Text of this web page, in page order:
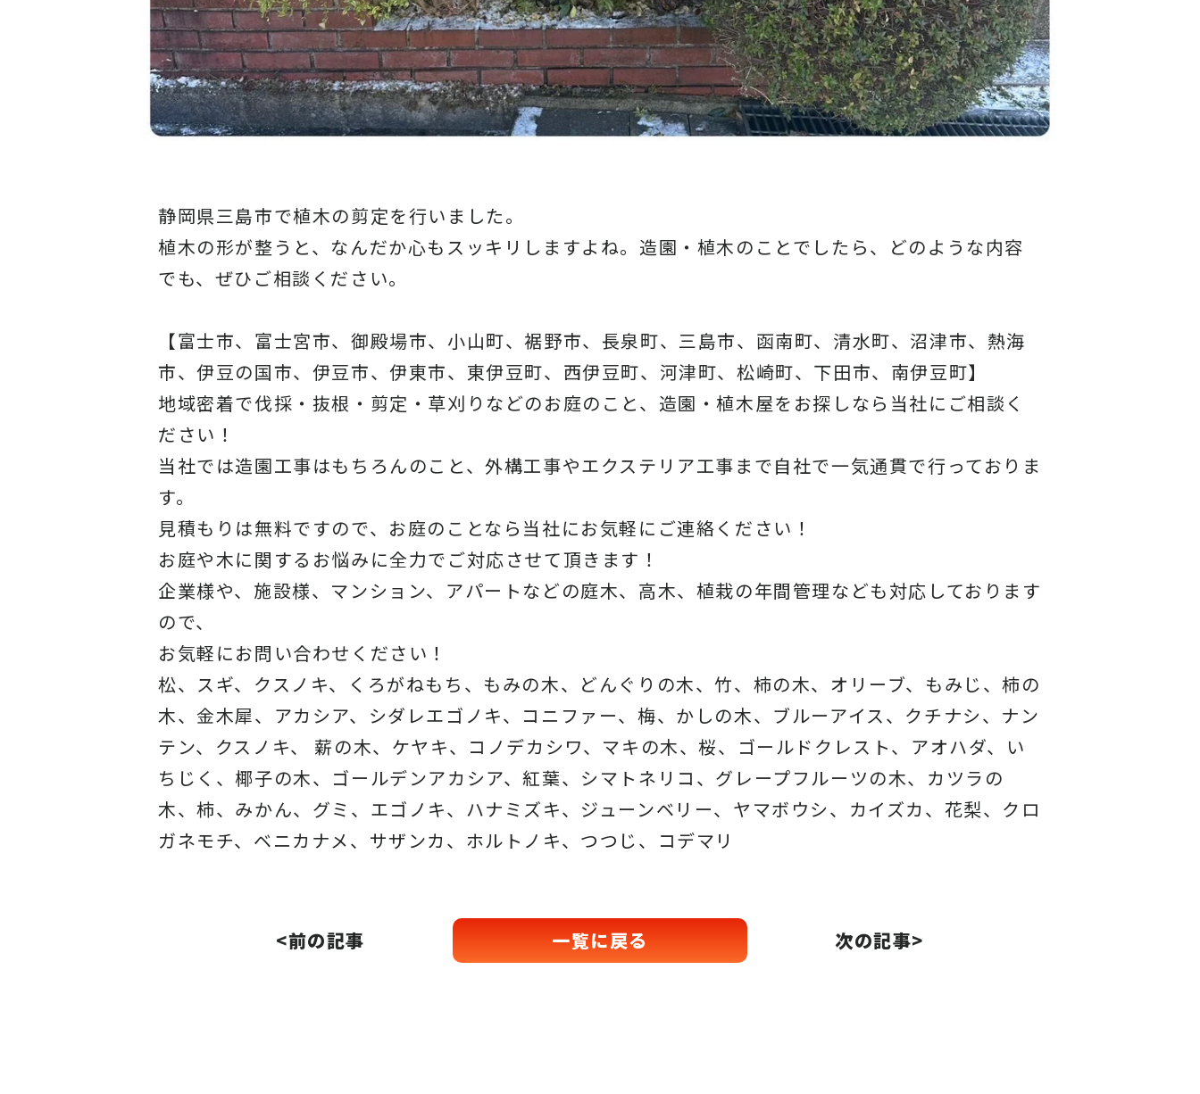
静岡県三島市で植木の剪定を行いました。
植木の形が整うと、なんだか心もスッキリしますよね。造園・植木のことでしたら、どのような内容
でも、ぜひご相談ください。
【富士市、富士宮市、御殿場市、小山町、裾野市、長泉町、三島市、函南町、清水町、沼津市、熱海
市、伊豆の国市、伊豆市、伊東市、東伊豆町、西伊豆町、河津町、松崎町、下田市、南伊豆町】
地域密着で伐採・抜根・剪定・草刈りなどのお庭のこと、造園・植木屋をお探しなら当社にご相談く
ださい！
当社では造園工事はもちろんのこと、外構工事やエクステリア工事まで自社で一気通貫で行っておりま
す。
見積もりは無料ですので、お庭のことなら当社にお気軽にご連絡ください！
お庭や木に関するお悩みに全力でご対応させて頂きます！
企業様や、施設様、マンション、アパートなどの庭木、高木、植栽の年間管理なども対応しております
ので、
お気軽にお問い合わせください！
松、スギ、クスノキ、くろがねもち、もみの木、どんぐりの木、竹、柿の木、オリーブ、もみじ、柿の
木、金木犀、アカシア、シダレエゴノキ、コニファー、梅、かしの木、ブルーアイス、クチナシ、ナン
テン、クスノキ、 薪の木、ケヤキ、コノデカシワ、マキの木、桜、ゴールドクレスト、アオハダ、い
ちじく、椰子の木、ゴールデンアカシア、紅葉、シマトネリコ、グレープフルーツの木、カツラの
木、柿、みかん、グミ、エゴノキ、ハナミズキ、ジューンベリー、ヤマボウシ、カイズカ、花梨、クロ
ガネモチ、ベニカナメ、サザンカ、ホルトノキ、つつじ、コデマリ
<前の記事 一覧に戻る 次の記事>